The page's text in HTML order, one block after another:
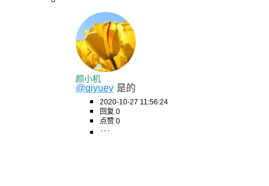
颜小机
@qiyuey 是的
2020-10-27 11:56:24
回复 0
点赞 0